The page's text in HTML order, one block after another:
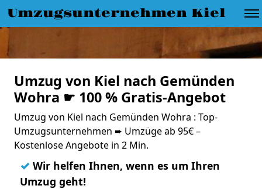
Umzugsunternehmen Kiel
Umzug von Kiel nach Gemünden
Wohra ☛ 100 % Gratis-Angebot
Umzug von Kiel nach Gemünden Wohra : Top-
Umzugsunternehmen ➨ Umzüge ab 95€ –
Kostenlose Angebote in 2 Min.
✓ Wir helfen Ihnen, wenn es um Ihren
Umzug geht!